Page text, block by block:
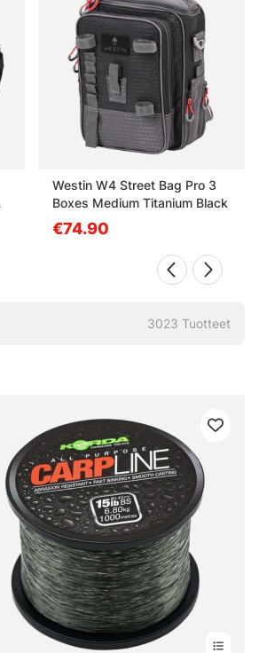
Westin W4 Street Bag Pro 3
Boxes Medium Titanium Black
€74.90
3023 Tuotteet